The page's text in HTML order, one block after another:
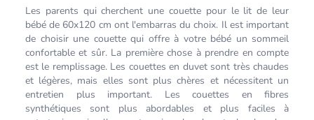
Les parents qui cherchent une couette pour le lit de leur
bébé de 60x120 cm ont l'embarras du choix. Il est important
de choisir une couette qui offre à votre bébé un sommeil
confortable et sûr. La première chose à prendre en compte
est le remplissage. Les couettes en duvet sont très chaudes
et légères, mais elles sont plus chères et nécessitent un
entretien plus important. Les couettes en fibres
synthétiques sont plus abordables et plus faciles à